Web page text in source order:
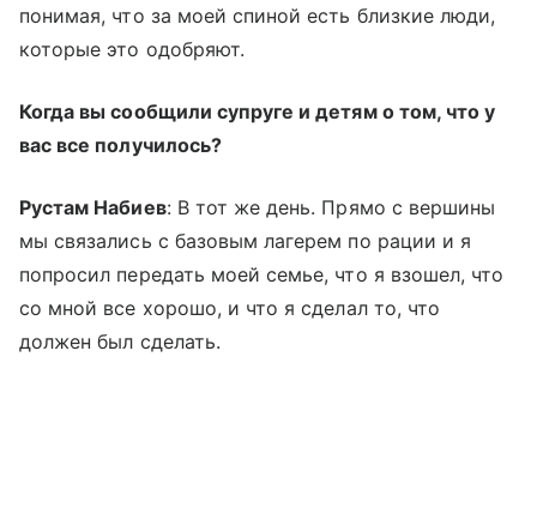
понимая, что за моей спиной есть близкие люди,
которые это одобряют.
Когда вы сообщили супруге и детям о том, что у
вас все получилось?
Рустам Набиев: В тот же день. Прямо с вершины
мы связались с базовым лагерем по рации и я
попросил передать моей семье, что я взошел, что
со мной все хорошо, и что я сделал то, что
должен был сделать.